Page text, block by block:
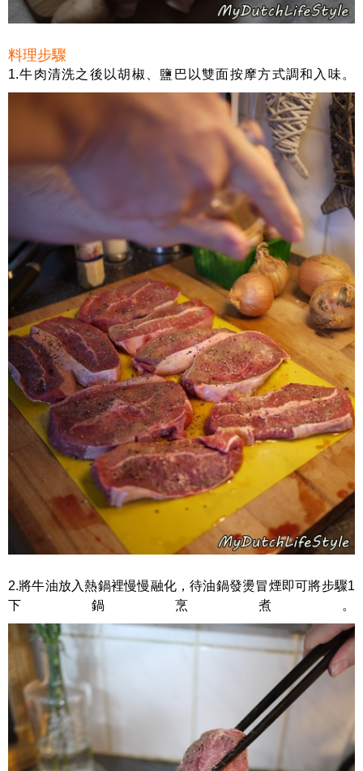
料理步驟
1.牛肉清洗之後以胡椒、鹽巴以雙面按摩方式調和入味。
2.將牛油放入熱鍋裡慢慢融化，待油鍋發燙冒煙即可將步驟1
下鍋烹煮。